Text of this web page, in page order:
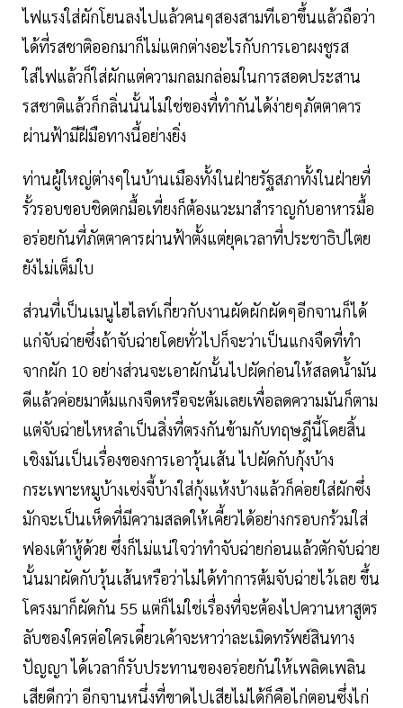
ไฟแรงใส่ผักโยนลงไปแล้วคนๆสองสามทีเอาขึ้นแล้วถือว่า
ได้ที่รสชาติออกมาก็ไม่แตกต่างอะไรกับการเอาผงชูรส
ใส่ไฟแล้วก็ใส่ผักแต่ความกลมกล่อมในการสอดประสาน
รสชาติแล้วก็กลิ่นนั้นไม่ใช่ของที่ทำกันได้ง่ายๆภัตตาคาร
ผ่านฟ้ามีฝีมือทางนี้อย่างยิ่ง
ท่านผู้ใหญ่ต่างๆในบ้านเมืองทั้งในฝ่ายรัฐสภาทั้งในฝ่ายที่
รั้วรอบขอบชิดตกมื้อเที่ยงก็ต้องแวะมาสำราญกับอาหารมื้อ
อร่อยกันที่ภัตตาคารผ่านฟ้าตั้งแต่ยุคเวลาที่ประชาธิปไตย
ยังไม่เต็มใบ
ส่วนที่เป็นเมนูไฮไลท์เกี่ยวกับงานผัดผักผัดๆอีกจานก็ได้
แก่จับฉ่ายซึ่งถ้าจับฉ่ายโดยทั่วไปก็จะว่าเป็นแกงจืดที่ทำ
จากผัก 10 อย่างส่วนจะเอาผักนั้นไปผัดก่อนให้สลดน้ำมัน
ดีแล้วค่อยมาต้มแกงจืดหรือจะต้มเลยเพื่อลดความมันก็ตาม
แต่จับฉ่ายไหหลำเป็นสิ่งที่ตรงกันข้ามกับทฤษฎีนี้โดยสิ้น
เชิงมันเป็นเรื่องของการเอาวุ้นเส้น ไปผัดกับกุ้งบ้าง
กระเพาะหมูบ้างเซ่งจี้บ้างใส่กุ้งแห้งบ้างแล้วก็ค่อยใส่ผักซึ่ง
มักจะเป็นเห็ดที่มีความสลดให้เคี้ยวได้อย่างกรอบกร้วมใส่
ฟองเต้าหู้ด้วย ซึ่งก็ไม่แน่ใจว่าทำจับฉ่ายก่อนแล้วตักจับฉ่าย
นั้นมาผัดกับวุ้นเส้นหรือว่าไม่ได้ทำการต้มจับฉ่ายไว้เลย ขึ้น
โครงมาก็ผัดกัน 55 แต่ก็ไม่ใช่เรื่องที่จะต้องไปควานหาสูตร
ลับของใครต่อใครเดี๋ยวเค้าจะหาว่าละเมิดทรัพย์สินทาง
ปัญญา ได้เวลาก็รับประทานของอร่อยกันให้เพลิดเพลิน
เสียดีกว่า อีกจานหนึ่งที่ขาดไปเสียไม่ได้ก็คือไก่ตอนซึ่งไก่